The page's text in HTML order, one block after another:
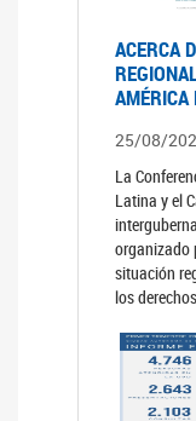
ACERCA
AMÉRICA
25/08/
La
Latina y el
organizado
situación
los